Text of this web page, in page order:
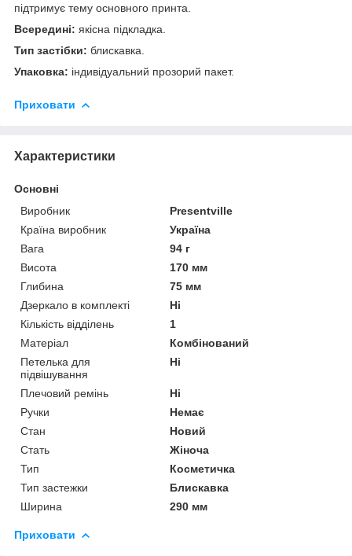
підтримує тему основного принта.
Всередині: якісна підкладка.
Тип застібки: блискавка.
Упаковка: індивідуальний прозорий пакет.
Приховати
Характеристики
Основні
Виробник
Presentville
Країна виробник
Україна
Вага
94 г
Висота
170 мм
Глибина
75 мм
Дзеркало в комплекті
Ні
Кількість відділень
1
Матеріал
Комбінований
Петелька для
підвішування
Ні
Плечовий ремінь
Ні
Ручки
Немає
Стан
Новий
Стать
Жіноча
Тип
Косметичка
Тип застежки
Блискавка
Ширина
290 мм
Приховати